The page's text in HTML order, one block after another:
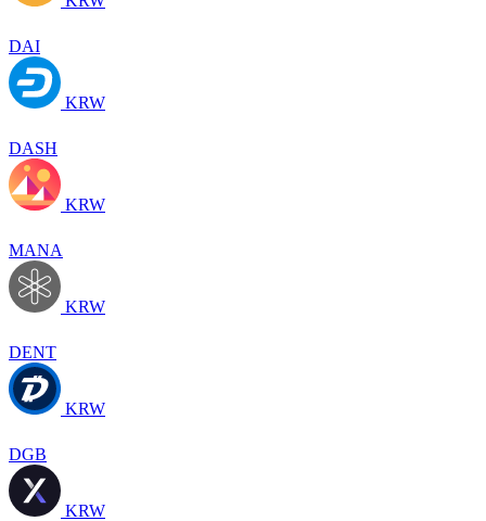
DAI
KRW
DASH
KRW
MANA
KRW
DENT
KRW
DGB
KRW